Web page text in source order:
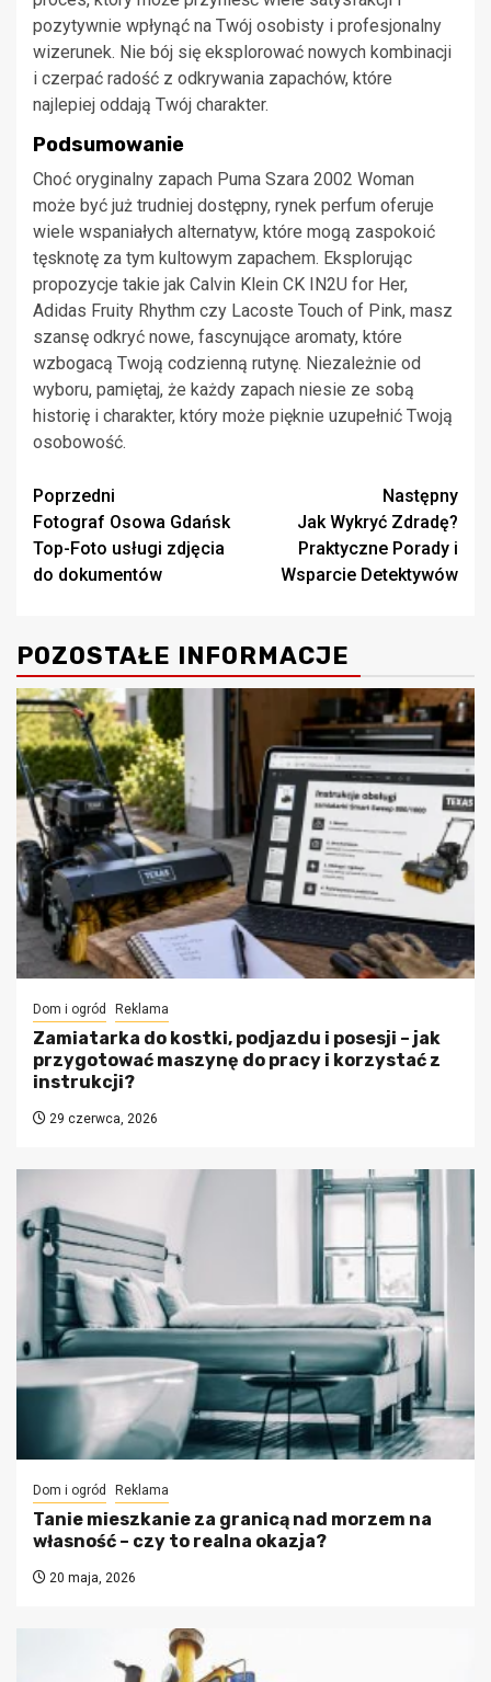
pozytywnie wpłynąć na Twój osobisty i profesjonalny
wizerunek. Nie bój się eksplorować nowych kombinacji
i czerpać radość z odkrywania zapachów, które
najlepiej oddają Twój charakter.
Podsumowanie
Choć oryginalny zapach Puma Szara 2002 Woman
może być już trudniej dostępny, rynek perfum oferuje
wiele wspaniałych alternatyw, które mogą zaspokoić
tęsknotę za tym kultowym zapachem. Eksplorując
propozycje takie jak Calvin Klein CK IN2U for Her,
Adidas Fruity Rhythm czy Lacoste Touch of Pink, masz
szansę odkryć nowe, fascynujące aromaty, które
wzbogacą Twoją codzienną rutynę. Niezależnie od
wyboru, pamiętaj, że każdy zapach niesie ze sobą
historię i charakter, który może pięknie uzupełnić Twoją
osobowość.
Zobacz
wpisy
Poprzedni
Fotograf Osowa Gdańsk
Top-Foto usługi zdjęcia
do dokumentów
Następny
Jak Wykryć Zdradę?
Praktyczne Porady i
Wsparcie Detektywów
POZOSTAŁE INFORMACJE
Dom i ogród Reklama
Zamiatarka do kostki, podjazdu i posesji – jak
przygotować maszynę do pracy i korzystać z
instrukcji?
29 czerwca, 2026
Dom i ogród Reklama
Tanie mieszkanie za granicą nad morzem na
własność – czy to realna okazja?
20 maja, 2026